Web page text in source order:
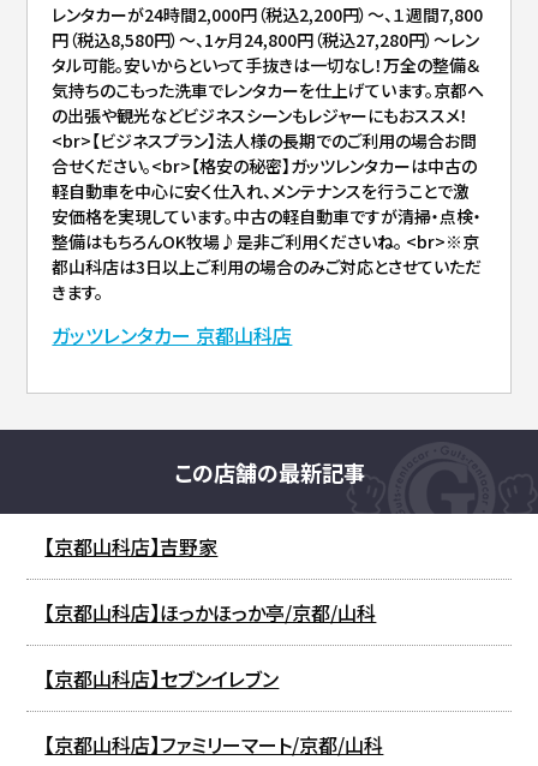
レンタカーが24時間2,000円（税込2,200円）～、１週間7,800
円（税込8,580円）～、1ヶ月24,800円（税込27,280円）～レン
タル可能。安いからといって手抜きは一切なし！万全の整備＆
気持ちのこもった洗車でレンタカーを仕上げています。京都へ
の出張や観光などビジネスシーンもレジャーにもおススメ！
<br>【ビジネスプラン】法人様の長期でのご利用の場合お問
合せください。<br>【格安の秘密】ガッツレンタカーは中古の
軽自動車を中心に安く仕入れ、メンテナンスを行うことで激
安価格を実現しています。中古の軽自動車ですが清掃・点検・
整備はもちろんOK牧場♪是非ご利用くださいね。 <br>※京
都山科店は3日以上ご利用の場合のみご対応とさせていただ
きます。
ガッツレンタカー 京都山科店
この店舗の最新記事
【京都山科店】吉野家
【京都山科店】ほっかほっか亭/京都/山科
【京都山科店】セブンイレブン
【京都山科店】ファミリーマート/京都/山科